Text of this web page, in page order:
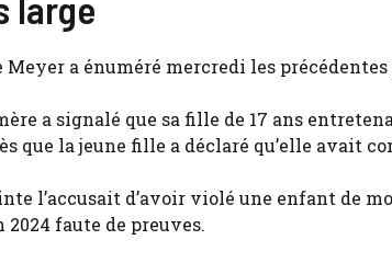
Meyer a énuméré mercredi les
a signalé que sa fille de 17 ans
que la jeune fille a déclaré qu’elle avait
l’accusait d’avoir violé une enfant de
2024 faute de preuves.